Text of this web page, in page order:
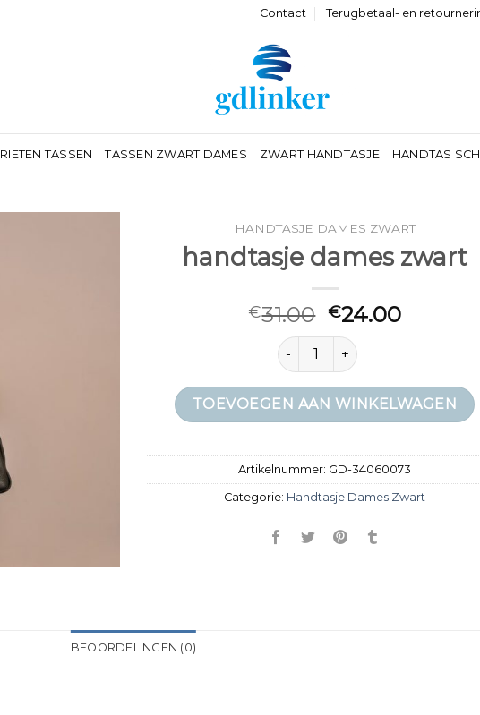
Contact Terugbetaal- en
RIETEN TASSEN TASSEN ZWART DAMES ZWART HANDTASJE HANDTAS
HANDTASJE DAMES ZWART
handtasje dames zwart
€31.00 €24.00
handtasje dames zwart aantal
TOEVOEGEN AAN WINKELWAGEN
Artikelnummer: GD-34060073
Categorie: Handtasje Dames Zwart
BEOORDELINGEN (0)